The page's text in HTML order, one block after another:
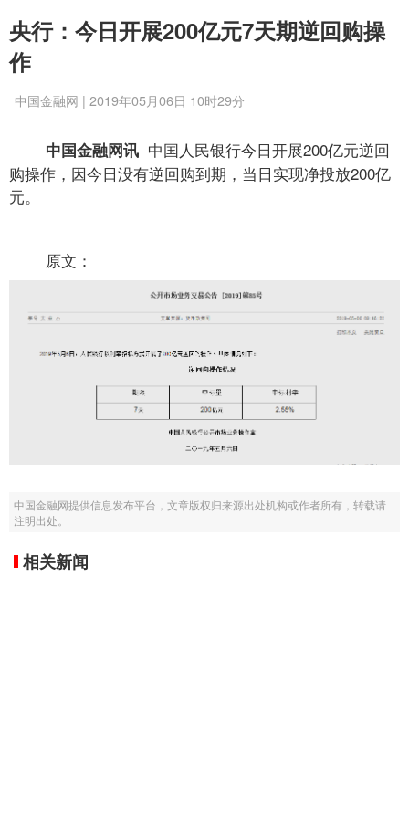
央行：今日开展200亿元7天期逆回购操
作
中国金融网 | 2019年05月06日 10时29分
中国金融网讯 中国人民银行今日开展200亿元逆回
购操作，因今日没有逆回购到期，当日实现净投放200亿
元。
原文：
中国金融网提供信息发布平台，文章版权归来源出处机构或作者所有，转载请
注明出处。
相关新闻